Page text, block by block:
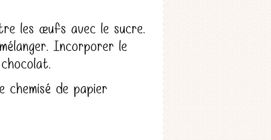
les œufs avec le sucre.
Incorporer le
chemisé de papier